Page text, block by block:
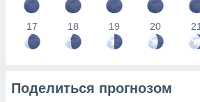
17 18 19 20 21
Поделиться прогнозом